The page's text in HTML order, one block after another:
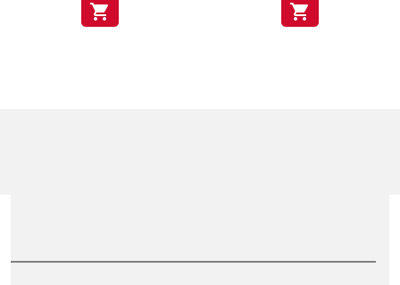
shopping_cart shopping_cart